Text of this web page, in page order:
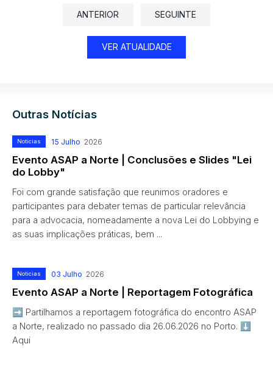
VER ATUALIDADE
ANTERIOR SEGUINTE
Outras Notícias
Noticias 15 Julho 2026
Evento ASAP a Norte | Conclusões e Slides "Lei
do Lobby"
Foi com grande satisfação que reunimos oradores e
participantes para debater temas de particular relevância
para a advocacia, nomeadamente a nova Lei do Lobbying e
as suas implicações práticas, bem ...
Noticias 03 Julho 2026
Evento ASAP a Norte | Reportagem Fotográfica
➡️ Partilhamos a reportagem fotográfica do encontro ASAP
a Norte, realizado no passado dia 26.06.2026 no Porto. ⬇️
Aqui